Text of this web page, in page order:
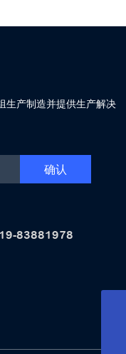
生产制造并提供生产解决
确认
83881978